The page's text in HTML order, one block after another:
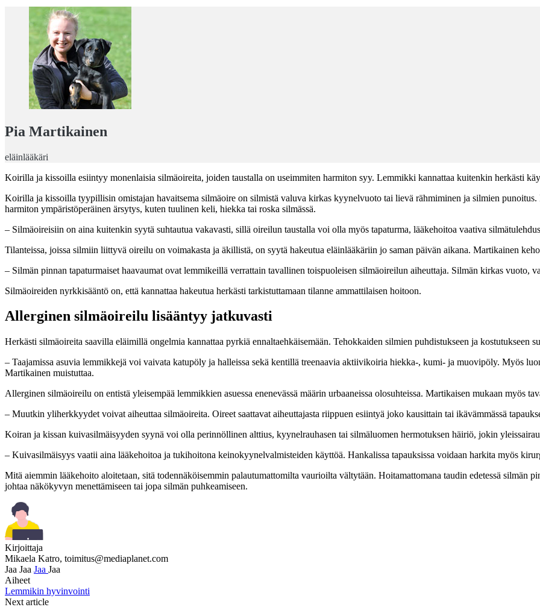
Pia Martikainen
eläinlääkäri
Koirilla ja kissoilla esiintyy monenlaisia silmäoireita, joiden taustalla on useimmiten harmiton syy. Lemmikki kannattaa kuitenkin herkästi
Koirilla ja kissoilla tyypillisin omistajan havaitsema silmäoire on silmistä valuva kirkas kyynelvuoto tai lievä rähmiminen ja silmien punoitus.
harmiton ympäristöperäinen ärsytys, kuten tuulinen keli, hiekka tai roska silmässä.
– Silmäoireisiin on aina kuitenkin syytä suhtautua vakavasti, sillä oireilun taustalla voi olla myös tapaturma, lääkehoitoa vaativa
Tilanteissa, joissa silmiin liittyvä oireilu on voimakasta ja äkillistä, on syytä hakeutua eläinlääkäriin jo saman päivän aikana. Martikainen
– Silmän pinnan tapaturmaiset haavaumat ovat lemmikeillä verrattain tavallinen toispuoleisen silmäoireilun aiheuttaja. Silmän kirkas vuoto,
Silmäoireiden nyrkkisääntö on, että kannattaa hakeutua herkästi tarkistuttamaan tilanne ammattilaisen hoitoon.
Allerginen silmäoireilu lisääntyy jatkuvasti
Herkästi silmäoireita saavilla eläimillä ongelmia kannattaa pyrkiä ennaltaehkäisemään. Tehokkaiden silmien puhdistukseen ja kostutukseen
– Taajamissa asuvia lemmikkejä voi vaivata katupöly ja halleissa sekä kentillä treenaavia aktiivikoiria hiekka-, kumi- ja muovipöly. Myös
Martikainen muistuttaa.
Allerginen silmäoireilu on entistä yleisempää lemmikkien asuessa enenevässä määrin urbaaneissa olosuhteissa. Martikaisen mukaan myös
– Muutkin yliherkkyydet voivat aiheuttaa silmäoireita. Oireet saattavat aiheuttajasta riippuen esiintyä joko kausittain tai ikävämmässä
Koiran ja kissan kuivasilmäisyyden syynä voi olla perinnöllinen alttius, kyynelrauhasen tai silmäluomen hermotuksen häiriö, jokin
– Kuivasilmäisyys vaatii aina lääkehoitoa ja tukihoitona keinokyynelvalmisteiden käyttöä. Hankalissa tapauksissa voidaan harkita myös
Mitä aiemmin lääkehoito aloitetaan, sitä todennäköisemmin palautumattomilta vaurioilta vältytään. Hoitamattomana taudin edetessä silmän
johtaa näkökyvyn menettämiseen tai jopa silmän puhkeamiseen.
Kirjoittaja
Mikaela Katro, toimitus@mediaplanet.com
Jaa Jaa Jaa Jaa
Aiheet
Lemmikin hyvinvointi
Next article